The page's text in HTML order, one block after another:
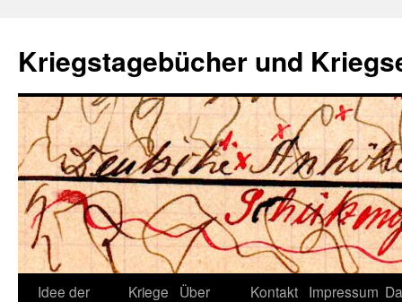
springen
Kriegstagebücher und
Idee der
Kriege
Über
Kontakt Impressum